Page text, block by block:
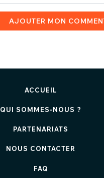
AJOUTER MON
ACCUEIL
QUI SOMMES-NOUS ?
PARTENARIATS
NOUS CONTACTER
FAQ